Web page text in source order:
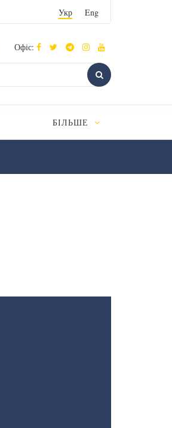
Укр Eng
Офіс:
БІЛЬШЕ